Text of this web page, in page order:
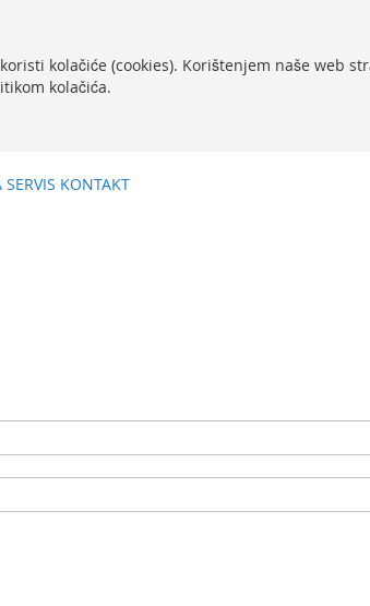
kolačiće (cookies). Korištenjem naše web
kolačića.
SERVIS KONTAKT